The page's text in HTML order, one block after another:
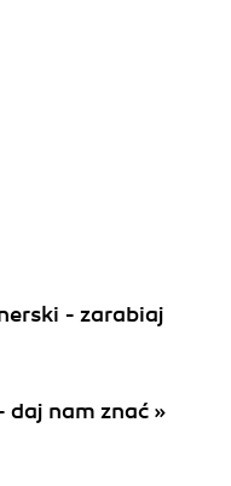
- zarabiaj
daj nam znać »